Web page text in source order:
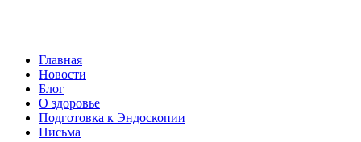
Главная
Новости
Блог
О здоровье
Подготовка к Эндоскопии
Письма